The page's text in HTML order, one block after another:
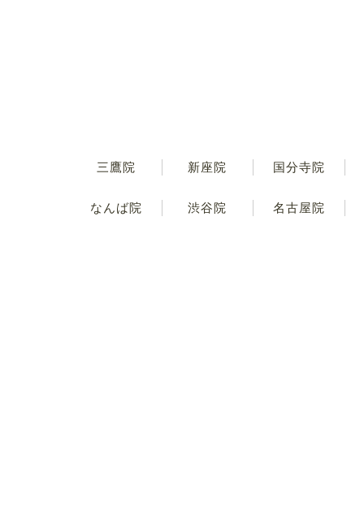
三鷹院 新座院 国分寺院
なんば院 渋谷院 名古屋院